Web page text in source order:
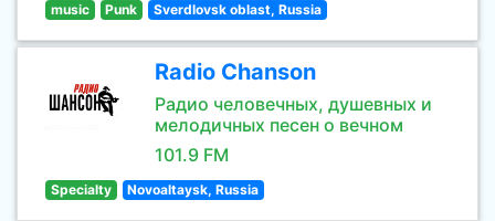
music Punk Sverdlovsk oblast, Russia
Radio Chanson
Радио человечных, душевных и
мелодичных песен о вечном
101.9 FM
Specialty Novoaltaysk, Russia